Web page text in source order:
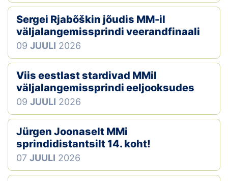
Sergei Rjabõškin jõudis MM-il
väljalangemissprindi veerandfinaali
09 JUULI 2026
Viis eestlast stardivad MMil
väljalangemissprindi eeljooksudes
09 JUULI 2026
Jürgen Joonaselt MMi
sprindidistantsilt 14. koht!
07 JUULI 2026